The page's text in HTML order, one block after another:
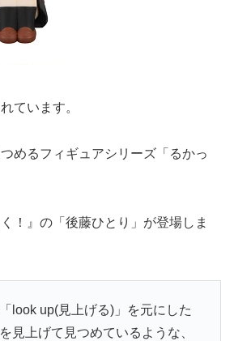
ています。
めるフィギュアシリーズ「るかっ
！』の「後藤ひとり」が登場しま
look up(見上げる)」を元にした
見上げて見つめているような、